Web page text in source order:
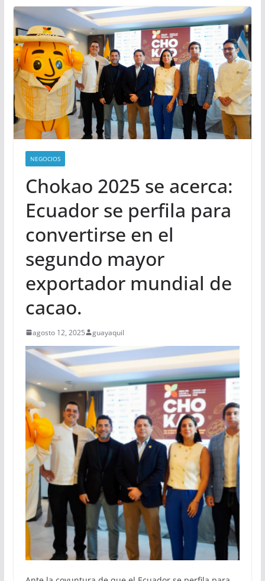
NEGOCIOS
Chokao 2025 se acerca:
Ecuador se perfila para
convertirse en el
segundo mayor
exportador mundial de
cacao.
agosto 12, 2025 guayaquil